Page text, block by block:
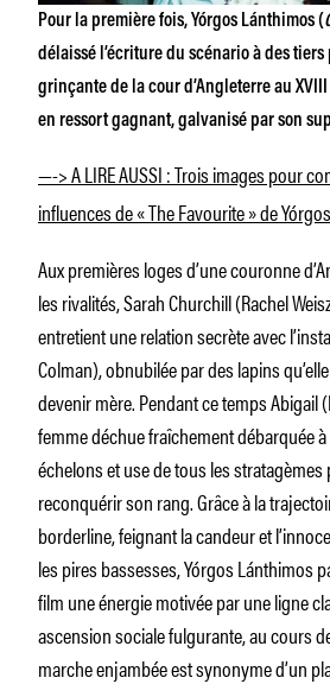
Pour la première fois, Yórgos Lánthimos (
délaissé l’écriture du scénario à des tiers
grinçante de la cour d’Angleterre au
en ressort gagnant, galvanisé par son
—-> A LIRE AUSSI : Trois images pour
influences de « The Favourite » de
Aux premières loges d’une couronne
les rivalités, Sarah Churchill (Rachel
entretient une relation secrète avec
Colman), obnubilée par des lapins
devenir mère. Pendant ce temps Abigail
femme déchue fraîchement débarquée
échelons et use de tous les
reconquérir son rang. Grâce à la
borderline, feignant la candeur et
les pires bassesses, Yórgos Lánthimos
film une énergie motivée par une ligne
ascension sociale fulgurante, au cours
marche enjambée est synonyme d’un